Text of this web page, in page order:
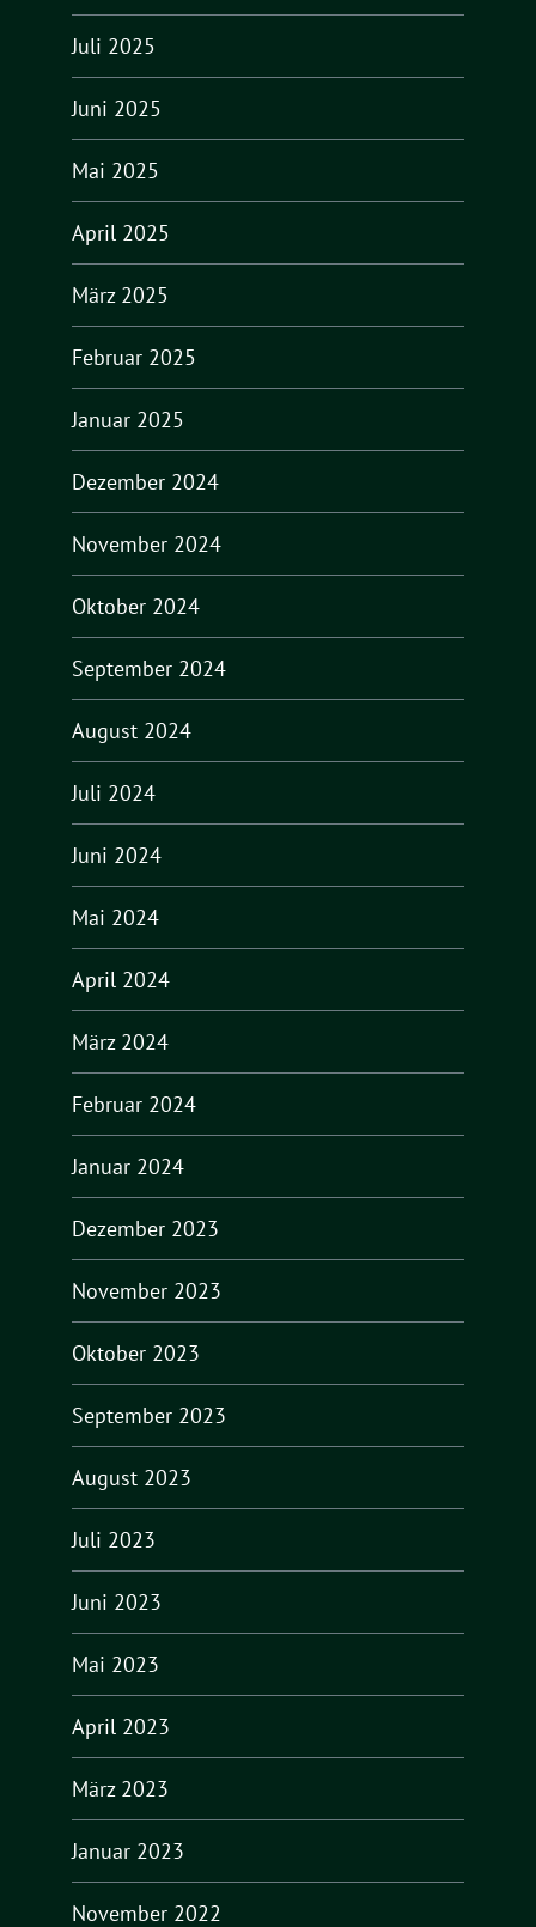
Juli 2025
Juni 2025
Mai 2025
April 2025
März 2025
Februar 2025
Januar 2025
Dezember 2024
November 2024
Oktober 2024
September 2024
August 2024
Juli 2024
Juni 2024
Mai 2024
April 2024
März 2024
Februar 2024
Januar 2024
Dezember 2023
November 2023
Oktober 2023
September 2023
August 2023
Juli 2023
Juni 2023
Mai 2023
April 2023
März 2023
Januar 2023
November 2022